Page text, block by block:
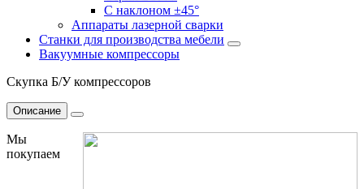
С наклоном ±45°
Аппараты лазерной сварки
Станки для производства мебели
Вакуумные компрессоры
Скупка Б/У компрессоров
Описание
Мы
покупаем